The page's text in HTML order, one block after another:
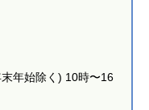
年始除く) 10時〜16